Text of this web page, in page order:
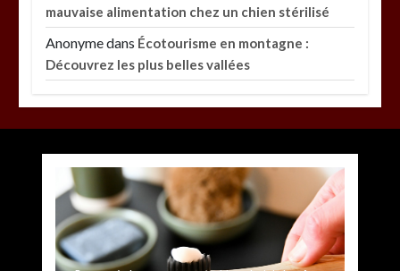
mauvaise alimentation chez un chien stérilisé
Anonymedans Écotourisme en montagne :
Découvrez les plus belles vallées
Meilleur couteaux de cuisine professionnel pour
Alimentation équilibrée : ses bienfaits pour une
Vitalité au quotidien : découvrez notre banc
d’essai 2026 des 9 meilleurs compléments
d’oméga 3
Paysagiste à Sainte-Eulalie : ce qui sépare le bon
de l’excellent
par Povoski 5 août 2026
0
6 minutes
4 jours
Les bienfaits du sport : comment l’activité
Quelles sont les entreprises de Massage à